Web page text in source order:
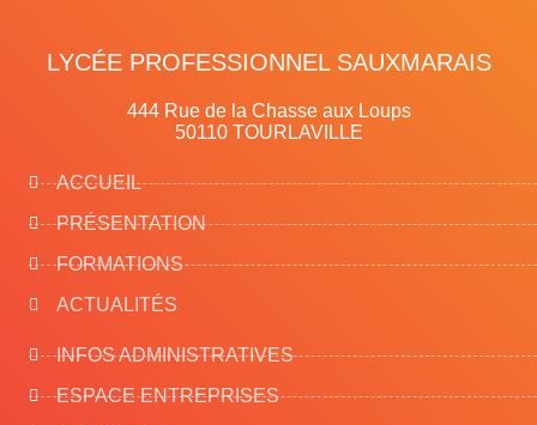
LYCÉE PROFESSIONNEL SAUXMARAIS
444 Rue de la Chasse aux Loups
50110 TOURLAVILLE
ACCUEIL
PRÉSENTATION
FORMATIONS
ACTUALITÉS
INFOS ADMINISTRATIVES
ESPACE ENTREPRISES